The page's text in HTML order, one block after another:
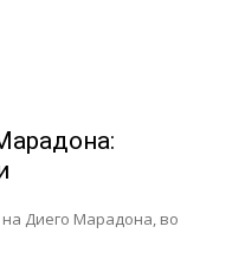
Диего Марадона, во